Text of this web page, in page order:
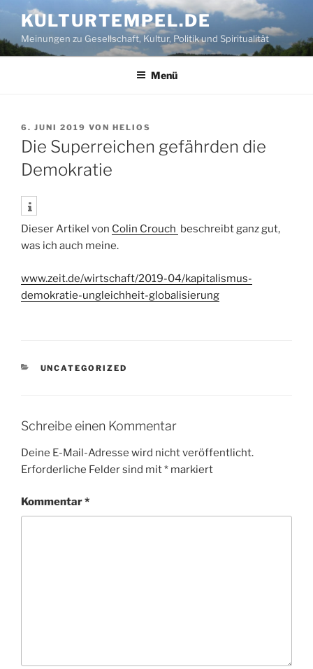
Inhalt
springen
KULTURTEMPEL.DE
Meinungen zu Gesellschaft, Kultur, Politik und Spiritualität
Menü
VERÖFFENTLICHT
AM
6. JUNI 2019 VON HELIOS
Die Superreichen gefährden die
Demokratie
Dieser Artikel von Colin Crouch beschreibt ganz gut,
was ich auch meine.
www.zeit.de/wirtschaft/2019-04/kapitalismus-
demokratie-ungleichheit-globalisierung
KATEGORIEN
UNCATEGORIZED
Schreibe einen Kommentar
Deine E-Mail-Adresse wird nicht veröffentlicht.
Erforderliche Felder sind mit* markiert
Kommentar*